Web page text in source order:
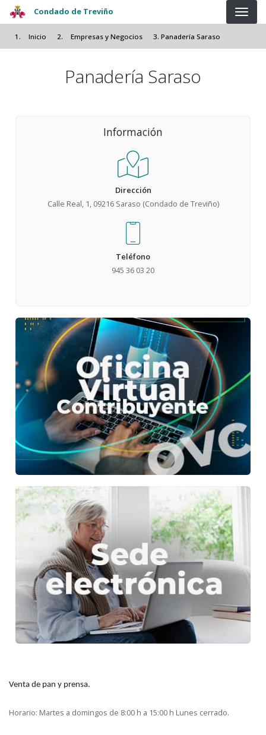
Pasar al contenido principal
Condado de Treviño
Inicio Empresas y Negocios Panadería Saraso
Panadería Saraso
Información
Dirección
Calle Real, 1, 09216 Saraso (Condado de Treviño)
Teléfono
945 36 03 20
Venta de pan y prensa.
Horario: Martes a domingos de 8:00 h a 15:00 h Lunes cerrado.